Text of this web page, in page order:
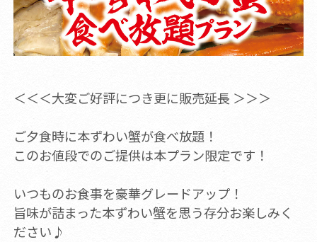
＜＜＜大変ご好評につき更に販売延長 ＞＞＞
ご夕食時に本ずわい蟹が食べ放題！
このお値段でのご提供は本プラン限定です！
いつものお食事を豪華グレードアップ！
旨味が詰まった本ずわい蟹を思う存分お楽しみく
ださい♪